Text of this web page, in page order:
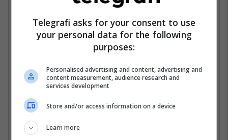
Trump tregon synimin
"kryesor" me luftën në Iran
Telegrafi asks for your consent to use
your personal data for the following
purposes:
Personalised advertising and content, advertising and
content measurement, audience research and
services development
Store and/or access information on a device
Learn more